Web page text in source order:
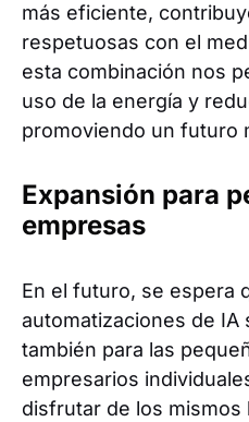
más eficiente,
respetuosas con el
esta combinación nos
uso de la energía y
promoviendo un futuro
Expansión para
empresas
En el futuro, se espera
automatizaciones de IA
también para las
empresarios
disfrutar de los mismos